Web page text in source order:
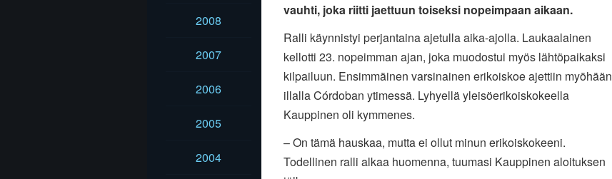
2008
2007
2006
2005
2004
vauhti, joka riitti jaettuun toiseksi nopeimpaan aikaan.
Ralli käynnistyi perjantaina ajetulla aika-ajolla. Laukaalainen
kellotti 23. nopeimman ajan, joka muodostui myös lähtöpaikaksi
kilpailuun. Ensimmäinen varsinainen erikoiskoe ajettiin myöhään
illalla Córdoban ytimessä. Lyhyellä yleisöerikoiskokeella
Kauppinen oli kymmenes.
– On tämä hauskaa, mutta ei ollut minun erikoiskokeeni.
Todellinen ralli alkaa huomenna, tuumasi Kauppinen aloituksen